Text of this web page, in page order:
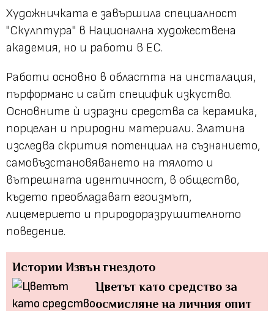
Художничката е завършила специалност
"Скулптура" в Национална художествена
академия, но и работи в ЕС.
Работи основно в областта на инсталация,
пърформанс и сайт специфик изкуство.
Основните ѝ изразни средства са керамика,
порцелан и природни материали. Златина
изследва скрития потенциал на съзнанието,
самовъзстановяването на тялото и
вътрешната идентичност, в общество,
където преобладават егоизмът,
лицемерието и природоразрушителното
поведение.
Истории Извън гнездото
Цветът като средство за
осмисляне на личния опит